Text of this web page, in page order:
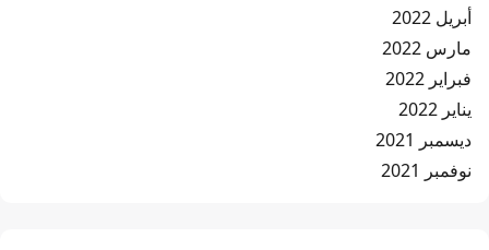
أبريل 2022
مارس 2022
فبراير 2022
يناير 2022
ديسمبر 2021
نوفمبر 2021